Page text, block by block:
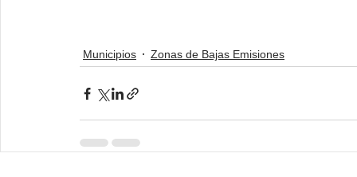
Municipios Zonas de Bajas Emisiones